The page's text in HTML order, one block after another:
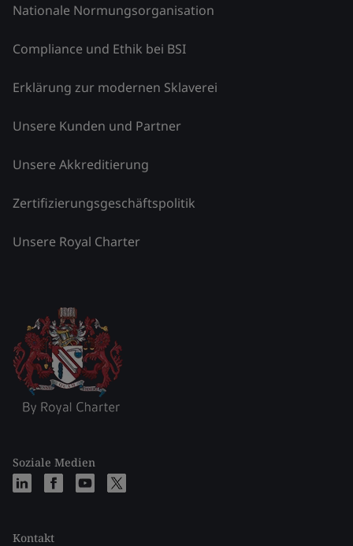
Nationale Normungsorganisation
Compliance und Ethik bei BSI
Erklärung zur modernen Sklaverei
Unsere Kunden und Partner
Unsere Akkreditierung
Zertifizierungsgeschäftspolitik
Unsere Royal Charter
Soziale Medien
Kontakt